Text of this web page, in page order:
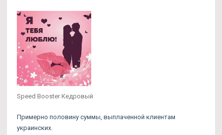
Speed Booster Кедровый
Примерно половину суммы, выплаченной клиентам
украинских.